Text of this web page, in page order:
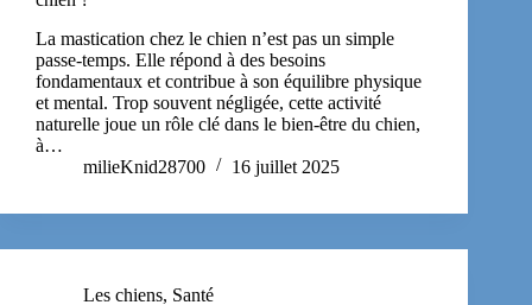
La mastication chez le chien n’est pas un simple
passe-temps. Elle répond à des besoins
fondamentaux et contribue à son équilibre physique
et mental. Trop souvent négligée, cette activité
naturelle joue un rôle clé dans le bien-être du chien,
à…
milieKnid28700
16 juillet 2025
Les chiens, Santé